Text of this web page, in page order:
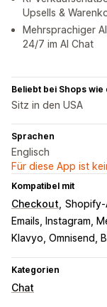
Upsells &
Mehrsprachiger
24/7 im AI Chat
Beliebt bei Shops wie
Sitz in den USA
Sprachen
Englisch
Für diese App ist
Kompatibel mit
Checkout Shopify-
Emails, Instagram,
Klavyo, Omnisend,
Kategorien
Chat